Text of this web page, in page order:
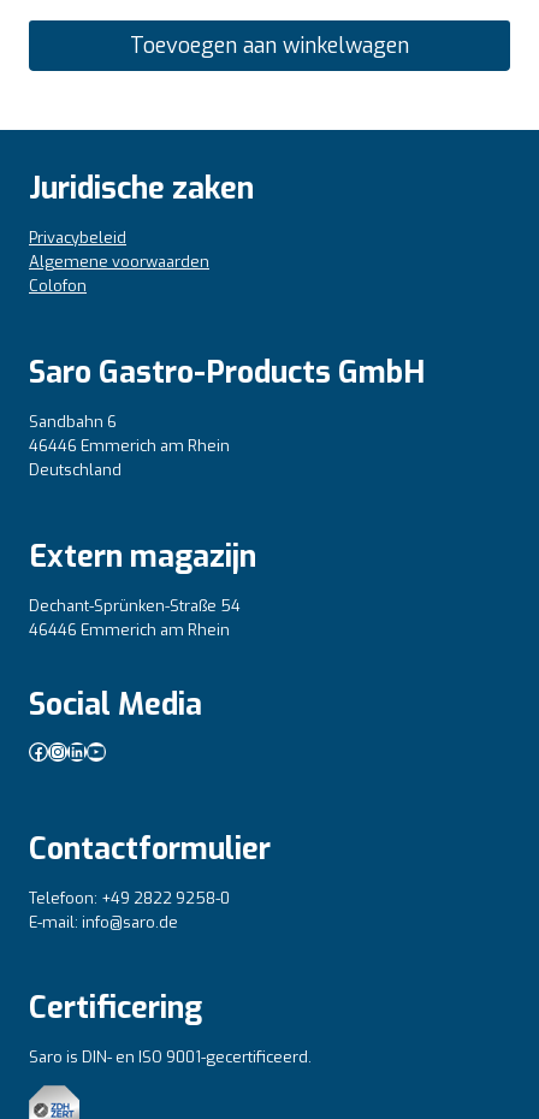
Toevoegen aan winkelwagen
Juridische zaken
Privacybeleid
Algemene voorwaarden
Colofon
Saro Gastro-Products GmbH
Sandbahn 6
46446 Emmerich am Rhein
Deutschland
Extern magazijn
Dechant-Sprünken-Straße 54
46446 Emmerich am Rhein
Social Media
Facebook
Instagram
LinkedIn
YouTube
Contactformulier
Telefoon: +49 2822 9258-0
E-mail: info@saro.de
Certificering
Saro is DIN- en ISO 9001-gecertificeerd.